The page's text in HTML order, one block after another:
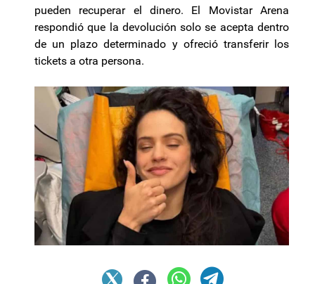
pueden recuperar el dinero. El Movistar Arena
respondió que la devolución solo se acepta dentro
de un plazo determinado y ofreció transferir los
tickets a otra persona.